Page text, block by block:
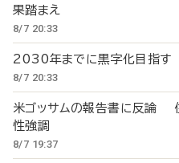
果踏まえ
8/7 20:33
2030年までに黒字化目指す
8/7 20:33
米ゴッサムの報告書に反論
性強調
8/7 19:37